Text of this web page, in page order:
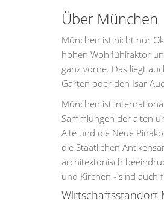
Über München
München ist nicht nur
hohen Wohlfühlfaktor
ganz vorne. Das liegt
Garten oder den Isar
München ist
Sammlungen der alten
Alte und die Neue
die Staatlichen
architektonisch
und Kirchen - sind auch
Wirtschaftsstandort